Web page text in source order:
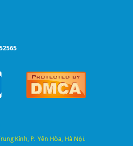
4.790.000đ
Kính, P. Yên Hòa, Hà Nội.